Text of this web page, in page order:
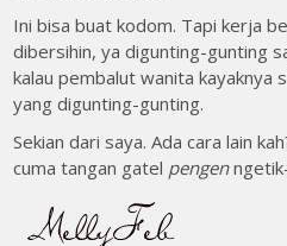
Ini bisa buat kodom. Tapi kerja
dibersihin, ya digunting-gunting
kalau pembalut wanita kayaknya
yang digunting-gunting.
Sekian dari saya. Ada cara lain
cuma tangan gatel pengen